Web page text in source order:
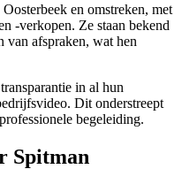
en omstreken, met
-verkopen. Ze staan bekend
van afspraken, wat hen
in al hun
Dit onderstreept
begeleiding.
Spitman